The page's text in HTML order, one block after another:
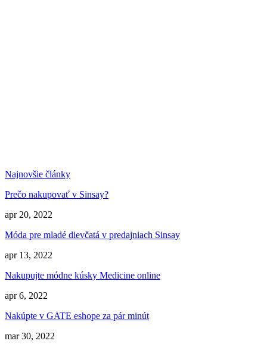
Najnovšie články
Prečo nakupovať v Sinsay?
apr 20, 2022
Móda pre mladé dievčatá v predajniach Sinsay
apr 13, 2022
Nakupujte módne kúsky Medicine online
apr 6, 2022
Nakúpte v GATE eshope za pár minút
mar 30, 2022